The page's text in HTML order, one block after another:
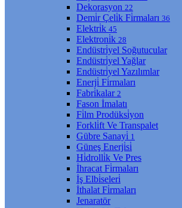
Dekorasyon 22
Demi̇r Çeli̇k Fi̇rmaları 36
Elektri̇k 45
Elektroni̇k 28
Endüstri̇yel Soğutucular
Endüstri̇yel Yağlar
Endüstri̇yel Yazılımlar
Enerji̇ Fi̇rmaları
Fabri̇kalar 2
Fason İmalatı
Fi̇lm Prodüksi̇yon
Forkli̇ft Ve Transpalet
Gübre Sanayi̇ 1
Güneş Enerji̇si̇
Hi̇drolli̇k Ve Pres
İhracat Fi̇rmaları
İş Elbi̇seleri̇
İthalat Fi̇rmaları
Jenaratör